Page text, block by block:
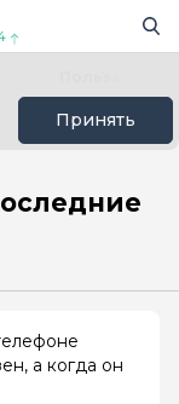
Принять
а когда он